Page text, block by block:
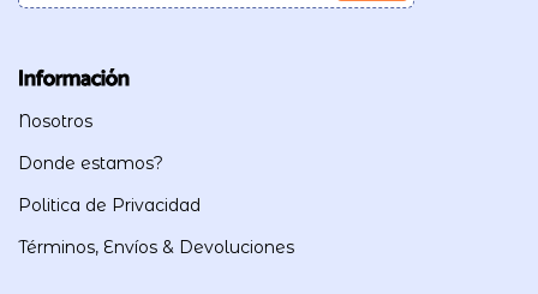
Información
Nosotros
Donde estamos?
Politica de Privacidad
Términos, Envíos & Devoluciones